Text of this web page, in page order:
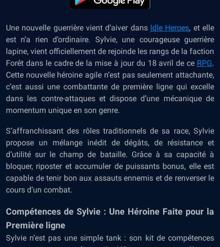
Une nouvelle guerrière vient d’aiver dans Idle Heroes, et elle
est n’a rien d’ordinaire. Sylvie, une courageuse guerrière
lapine, vient officiellement de rejoinde les rangs de la faction
Forêt dans le cadre de la mise à jour du 18 avril de ce RPG.
Cette nouvelle héroine agile n’est pas seulement attachante,
c’est aussi une combattante de première ligne qui excelle
dans les contre-attaques et dispose d’une mécanique de
momentum unique en son genre.
S’affranchissant des rôles traditionnels de sa race, Sylvie
propose un mélange inédit de dégâts, de résistance et
d’utilité sur le champ de bataille. Grâce à sa capacité à
bloquer, riposter et accumuler de puissants bonus, elle est
capable de tenir bon aux assauts ennemis et de renverser le
cours d’un combat.
Compétences de Sylvie : Une Héroine Faite pour la
Première ligne
Sylvie n’est pas une simple tank : son kit de compétences